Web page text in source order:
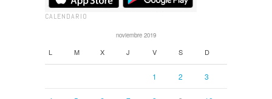
CALENDARIO
noviembre 2019
L M X J V S D
1 2 3